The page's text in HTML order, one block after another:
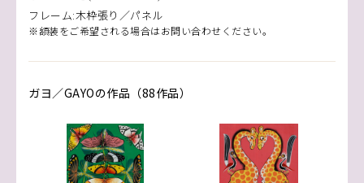
フレーム:木枠張り／パネル
※額装をご希望される場合はお問い合わせください。
ガヨ／GAYOの作品（88作品）